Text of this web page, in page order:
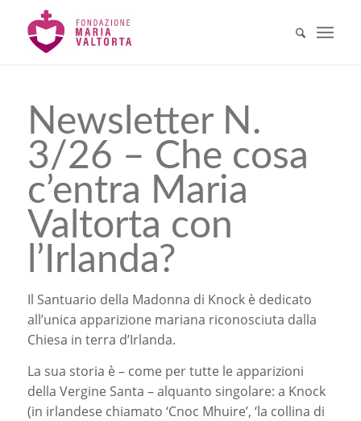
Newsletter N.
3/26 – Che cosa
c’entra Maria
Valtorta con
l’Irlanda?
Il Santuario della Madonna di Knock è dedicato
all’unica apparizione mariana riconosciuta dalla
Chiesa in terra d’Irlanda.
La sua storia è – come per tutte le apparizioni
della Vergine Santa – alquanto singolare: a Knock
(in irlandese chiamato ‘Cnoc Mhuire’, ‘la collina di